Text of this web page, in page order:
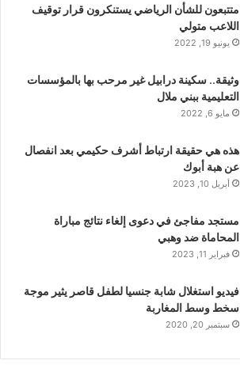
متتبعون للشأن الرياضي يستنكرون قرار توقيف
اللاعب متولي
يونيو 19, 2022
وثيقة.. سكينة درابيل غير مرحب بها بالمؤسسات
التعليمية ببني ملال
مايو 6, 2022
هذه هي حقيقة ارتباط أشرف حكيمي بعد انفصال
عن هبة أبوك
أبريل 10, 2023
مستجد مفاجئ في دعوى إلغاء نتائج مباراة
المحاماة ضد وهبي
فبراير 11, 2023
فيديو استغلال شابة جنسيا لطفل قاصر يثير موجة
سخط وسط المغاربة
سبتمبر 20, 2020